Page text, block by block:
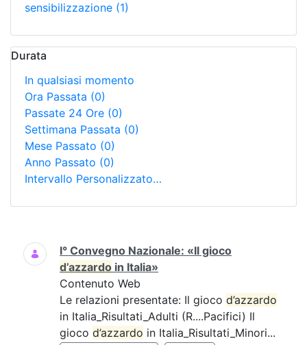
sensibilizzazione (1)
Durata
In qualsiasi momento
Ora Passata (0)
Passate 24 Ore (0)
Settimana Passata (0)
Mese Passato (0)
Anno Passato (0)
Intervallo Personalizzato…
Ricerca
I° Convegno Nazionale: «Il gioco
d’azzardo in Italia»
Contenuto Web
Le relazioni presentate: Il gioco d’azzardo
in Italia_Risultati_Adulti (R....Pacifici) Il
gioco d’azzardo in Italia_Risultati_Minori...